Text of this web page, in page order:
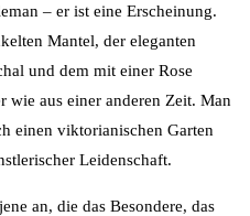
– er ist eine Erscheinung.
Mantel, der eleganten
und dem mit einer Rose
aus einer anderen Zeit. Man
einen viktorianischen Garten
Leidenschaft.
an, die das Besondere, das